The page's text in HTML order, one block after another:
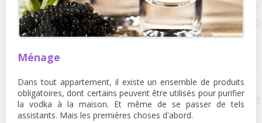
Ménage
Dans tout appartement, il existe un ensemble de produits
obligatoires, dont certains peuvent être utilisés pour purifier
la vodka à la maison. Et même de se passer de tels
assistants. Mais les premières choses d'abord.